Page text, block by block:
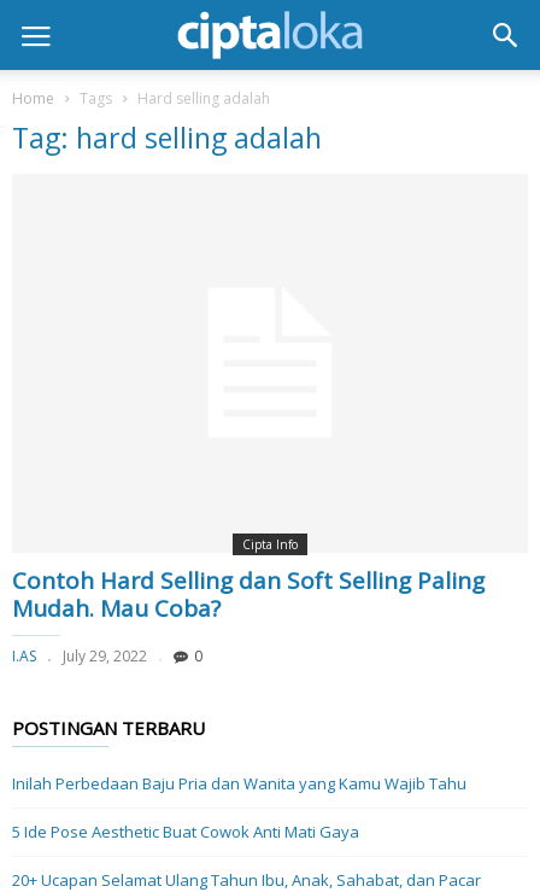
Home Tags Hard selling adalah
Tag: hard selling adalah
Cipta Info
Contoh Hard Selling dan Soft Selling Paling
Mudah. Mau Coba?
I.AS July 29, 2022 0
POSTINGAN TERBARU
Inilah Perbedaan Baju Pria dan Wanita yang Kamu Wajib Tahu
5 Ide Pose Aesthetic Buat Cowok Anti Mati Gaya
20+ Ucapan Selamat Ulang Tahun Ibu, Anak, Sahabat, dan Pacar